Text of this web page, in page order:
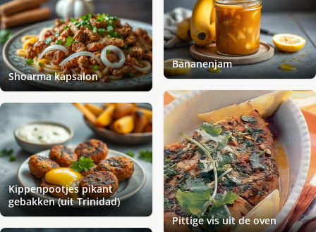
Bananenjam
Shoarma kapsalon
Pittige vis uit de oven
Kippenpootjes pikant
gebakken (uit Trinidad)